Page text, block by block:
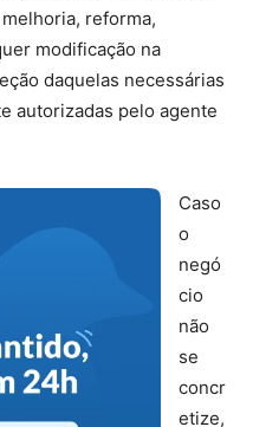
reforma,
modificação na
daquelas necessárias
autorizadas pelo agente
Caso
o
negó
cio
não
se
concr
etize,